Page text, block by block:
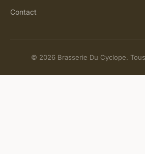
Contact
© 2026 Brasserie Du Cyclope.